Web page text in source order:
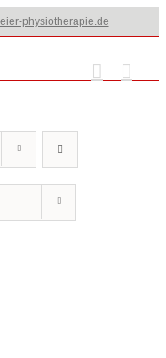
physiotherapie.de